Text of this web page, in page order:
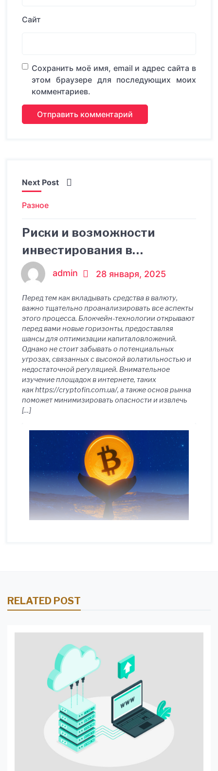
Сайт
Сохранить моё имя, email и адрес сайта в
этом браузере для последующих моих
комментариев.
Next Post
Разное
Риски и возможности
инвестирования в
криптовалюты
admin 28 января, 2025
Перед тем как вкладывать средства в валюту,
важно тщательно проанализировать все аспекты
этого процесса. Блокчейн-технологии открывают
перед вами новые горизонты, предоставляя
шансы для оптимизации капиталовложений.
Однако не стоит забывать о потенциальных
угрозах, связанных с высокой волатильностью и
недостаточной регуляцией. Внимательное
изучение площадок в интернете, таких
как https://cryptofin.com.ua/, а также основ рынка
поможет минимизировать опасности и извлечь
[…]
RELATED POST